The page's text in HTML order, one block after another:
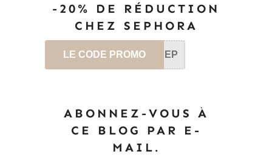
-20% DE RÉDUCTION
CHEZ SEPHORA
LE CODE PROMO SEP
ABONNEZ-VOUS À
CE BLOG PAR E-
MAIL.